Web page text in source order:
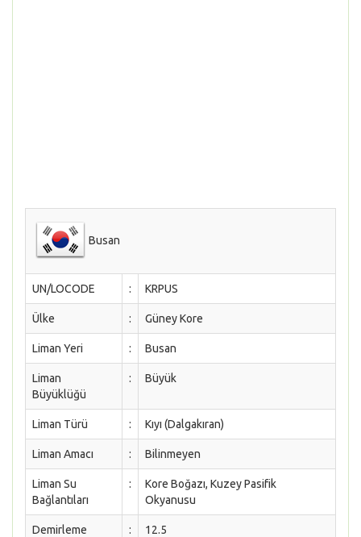
Busan
UN/LOCODE : KRPUS
Ülke : Güney Kore
Liman Yeri : Busan
Liman
Büyüklüğü
: Büyük
Liman Türü : Kıyı (Dalgakıran)
Liman Amacı : Bilinmeyen
Liman Su
Bağlantıları
:
Kore Boğazı, Kuzey Pasifik
Okyanusu
Demirleme
: 12.5